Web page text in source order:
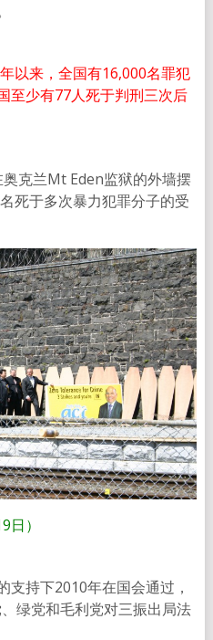
以来，全国有16,000名罪犯
至少有77人死于判刑三次后
克兰Mt Eden监狱的外墙摆
死于多次暴力犯罪分子的受
）
支持下2010年在国会通过，
绿党和毛利党对三振出局法